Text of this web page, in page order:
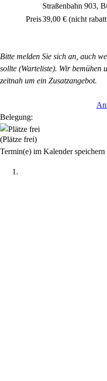
Straßenbahn 903,
Preis39,00 € (nicht
Bitte melden Sie sich an, auch
sollte (Warteliste). Wir bemühen
zeitnah um ein Zusatzangebot.
Belegung:
(Plätze frei)
Termin(e) im Kalender speichern